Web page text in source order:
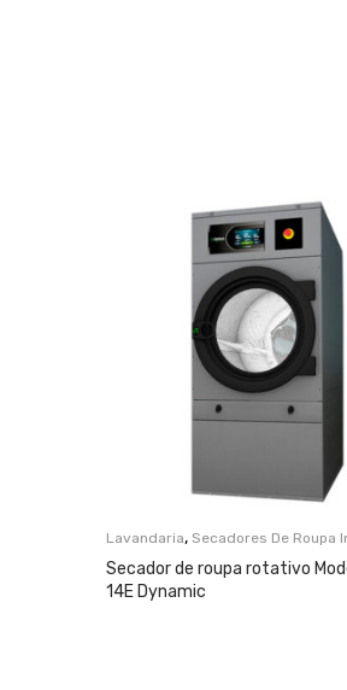
Lavandaria, Secadores De Roupa
Secador de roupa rotativo
14E Dynamic